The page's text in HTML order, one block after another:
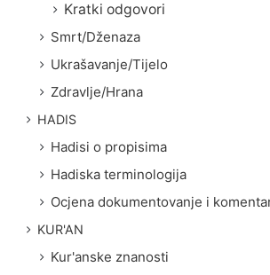
Kratki odgovori
Smrt/Dženaza
Ukrašavanje/Tijelo
Zdravlje/Hrana
HADIS
Hadisi o propisima
Hadiska terminologija
Ocjena dokumentovanje i
KUR'AN
Kur'anske znanosti